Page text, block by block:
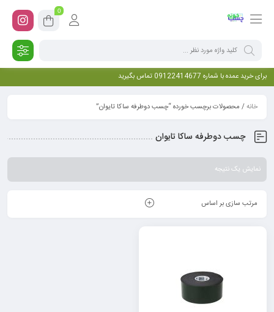
0
برای خرید عمده با شماره 09122414677 تماس بگیرید
خانه/ محصولات برچسب خورده “چسب دوطرفه ساکا تایوان”
چسب دوطرفه ساکا تایوان
نمایش یک نتیجه
مرتب سازی بر اساس